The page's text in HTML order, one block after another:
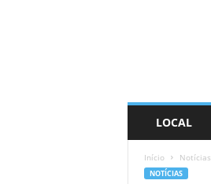
LOCAL
Início Notícias
NOTÍCIAS